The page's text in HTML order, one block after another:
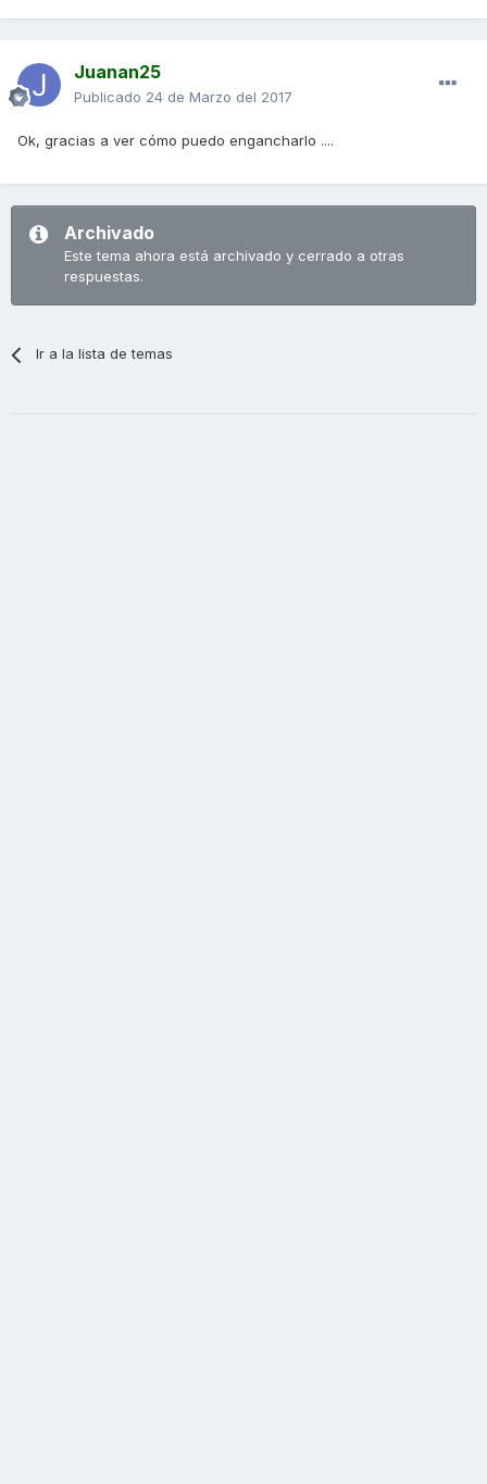
Juanan25
Publicado 24 de Marzo del 2017
Ok, gracias a ver cómo puedo engancharlo ....
Archivado
Este tema ahora está archivado y cerrado a otras
respuestas.
Ir a la lista de temas